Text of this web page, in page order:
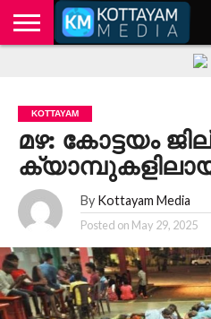
KOTTAYAM
മഴ: കോട്ടയം
By Kottayam Media
Posted on May 29, 2025